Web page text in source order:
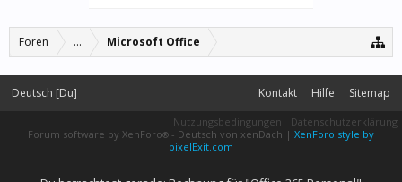
Foren ... Microsoft Office
Deutsch [Du] Kontakt Hilfe Sitemap
Nutzungsbedingungen
Datenschutzerklärung
Forum software by XenForo® - Deutsch von xenDach | XenForo style by
pixelExit.com